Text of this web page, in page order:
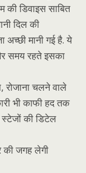
की डिवाइस साबित
दिल की
मानी गई है. ये
समय रहते इसका
चलने वाले
भी काफी हद तक
की डिटेल
जगह लेगी